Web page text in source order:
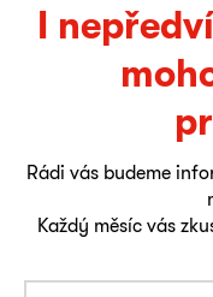
I
Rádi vás budeme
Každý měsíc vás